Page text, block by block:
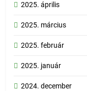
2025. április
2025. március
2025. február
2025. január
2024. december